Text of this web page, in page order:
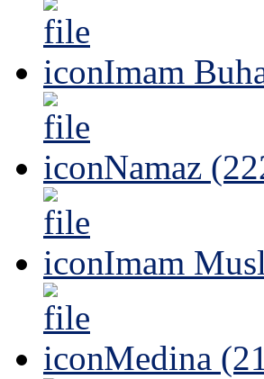
Imam
Namaz
Imam
Medina